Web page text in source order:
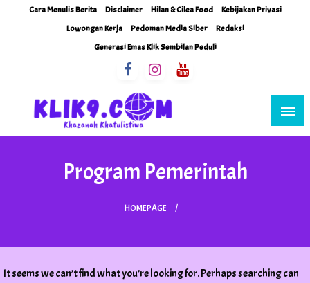
Cara Menulis Berita Disclaimer Hilan & Cilea Food
Kebijakan Privasi
Lowongan Kerja
Pedoman Media Siber
Redaksi
Generasi Emas Klik Sembilan Peduli
Klik9Nine
Khazanah Khatulistiwa
Program Pemerintah
HOMEPAGE
It seems we can’t find what you’re looking for. Perhaps searching can